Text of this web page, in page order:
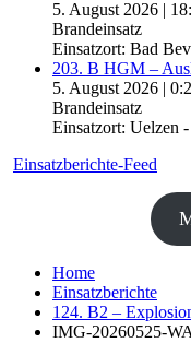
5. August 2026 |
Brandeinsatz
Einsatzort: Bad
203. B HGM –
5. August 2026 |
Brandeinsatz
Einsatzort: Uelzen
Einsatzberichte-Feed
Home
Einsatzberichte
124. B2 –
IMG-20260525-